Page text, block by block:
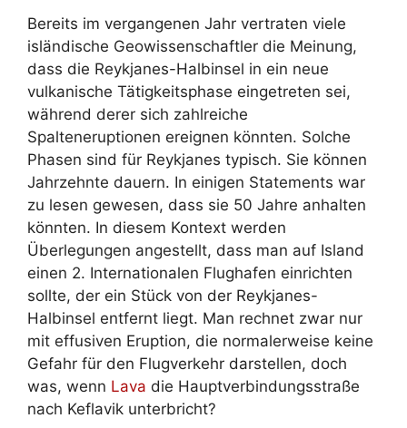
Bereits im vergangenen Jahr vertraten viele
isländische Geowissenschaftler die Meinung,
dass die Reykjanes-Halbinsel in ein neue
vulkanische Tätigkeitsphase eingetreten sei,
während derer sich zahlreiche
Spalteneruptionen ereignen könnten. Solche
Phasen sind für Reykjanes typisch. Sie können
Jahrzehnte dauern. In einigen Statements war
zu lesen gewesen, dass sie 50 Jahre anhalten
könnten. In diesem Kontext werden
Überlegungen angestellt, dass man auf Island
einen 2. Internationalen Flughafen einrichten
sollte, der ein Stück von der Reykjanes-
Halbinsel entfernt liegt. Man rechnet zwar nur
mit effusiven Eruption, die normalerweise keine
Gefahr für den Flugverkehr darstellen, doch
was, wenn Lava die Hauptverbindungsstraße
nach Keflavik unterbricht?